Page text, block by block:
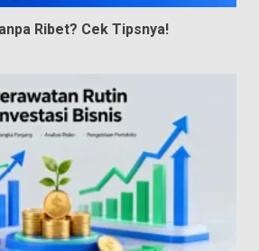
Ribet? Cek Tipsnya!